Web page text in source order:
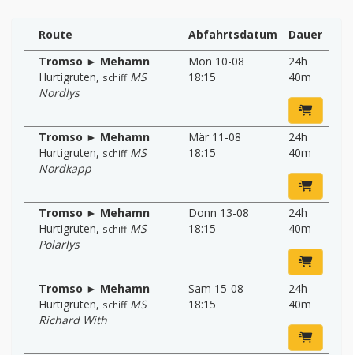
Route Abfahrtsdatum
Dauer
Tromso ► Mehamn
Hurtigruten, schiff MS
Nordlys
Mon 10-08
18:15
24h
40m
Tromso ► Mehamn
Hurtigruten, schiff MS
Nordkapp
Mär 11-08
18:15
24h
40m
Tromso ► Mehamn
Hurtigruten, schiff MS
Polarlys
Donn 13-08
18:15
24h
40m
Tromso ► Mehamn
Hurtigruten, schiff MS
Richard With
Sam 15-08
18:15
24h
40m